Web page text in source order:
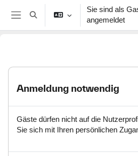
Zum Hauptinhalt
Website-Übersicht
Sucheingabe umschalten
Sie sind als
angemeldet
Anmeldung notwendig
Gäste dürfen nicht auf die
Sie sich mit Ihren persönlichen